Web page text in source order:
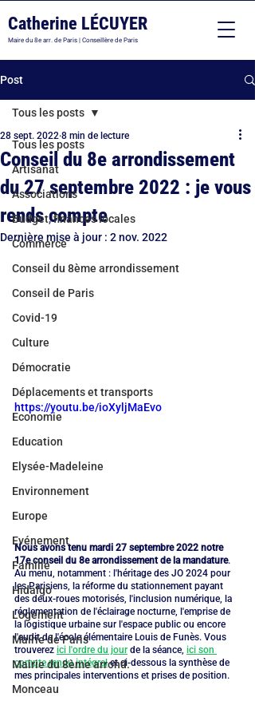
Catherine LÉCUYER
Maire du 8e arr. de Paris | Conseillère de Paris
Post
Tous les posts
Artisanat
Associations
Budget, finances locales
Commerce
Conseil du 8ème arrondissement
Conseil de Paris
Covid-19
Culture
Démocratie
Déplacements et transports
Economie
Education
Elysée-Madeleine
Environnement
Europe
Evénement
Famille
Hidalgo
Logement
Mairie de Paris
Mairie du 8ème arrond.
Monceau
Tous les posts
Conseil du 8e arrondissement
du 27 septembre 2022 : je vous
rends compte
28 sept. 2022 8 min de lecture
Dernière mise à jour : 2 nov. 2022
https://youtu.be/ioXyljMaEvo
Nous avons tenu mardi 27 septembre 2022 notre
17e conseil du 8e arrondissement de la mandature.
Au menu, notamment : l'héritage des JO 2024 pour
les Parisiens, la réforme du stationnement payant
des deux-roues motorisés, l'inclusion numérique, la
réglementation de l'éclairage nocturne, l'emprise de
la logistique urbaine sur l'espace public ou encore
l'audit de l'école élémentaire Louis de Funès. Vous
trouverez ici l'ordre du jour de la séance, ici son
compte rendu intégral et ci-dessous la synthèse de
mes principales interventions et prises de position.